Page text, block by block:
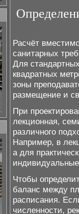
Расчёт
санитарных
Для
квадратных
зоны
размещение и
При
лекционная,
различного
Например, в
а для
Чтобы
баланс между
расписания.
численности,